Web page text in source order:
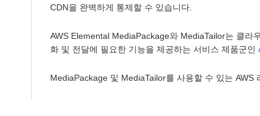
CDN을 완벽하게 통제할 수 있습니다.
AWS Elemental MediaPackage와 MediaTailor는 클라
화 및 전달에 필요한 기능을 제공하는 서비스 제품군인
MediaPackage 및 MediaTailor를 사용할 수 있는 AWS